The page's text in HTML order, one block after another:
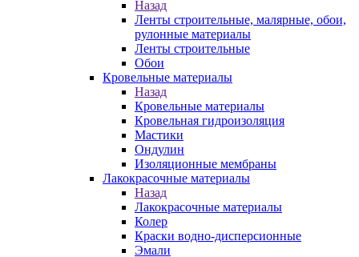
Назад
Ленты строительные, малярные, обои,
рулонные материалы
Ленты строительные
Обои
Кровельные материалы
Назад
Кровельные материалы
Кровельная гидроизоляция
Мастики
Ондулин
Изоляционные мембраны
Лакокрасочные материалы
Назад
Лакокрасочные материалы
Колер
Краски водно-дисперсионные
Эмали